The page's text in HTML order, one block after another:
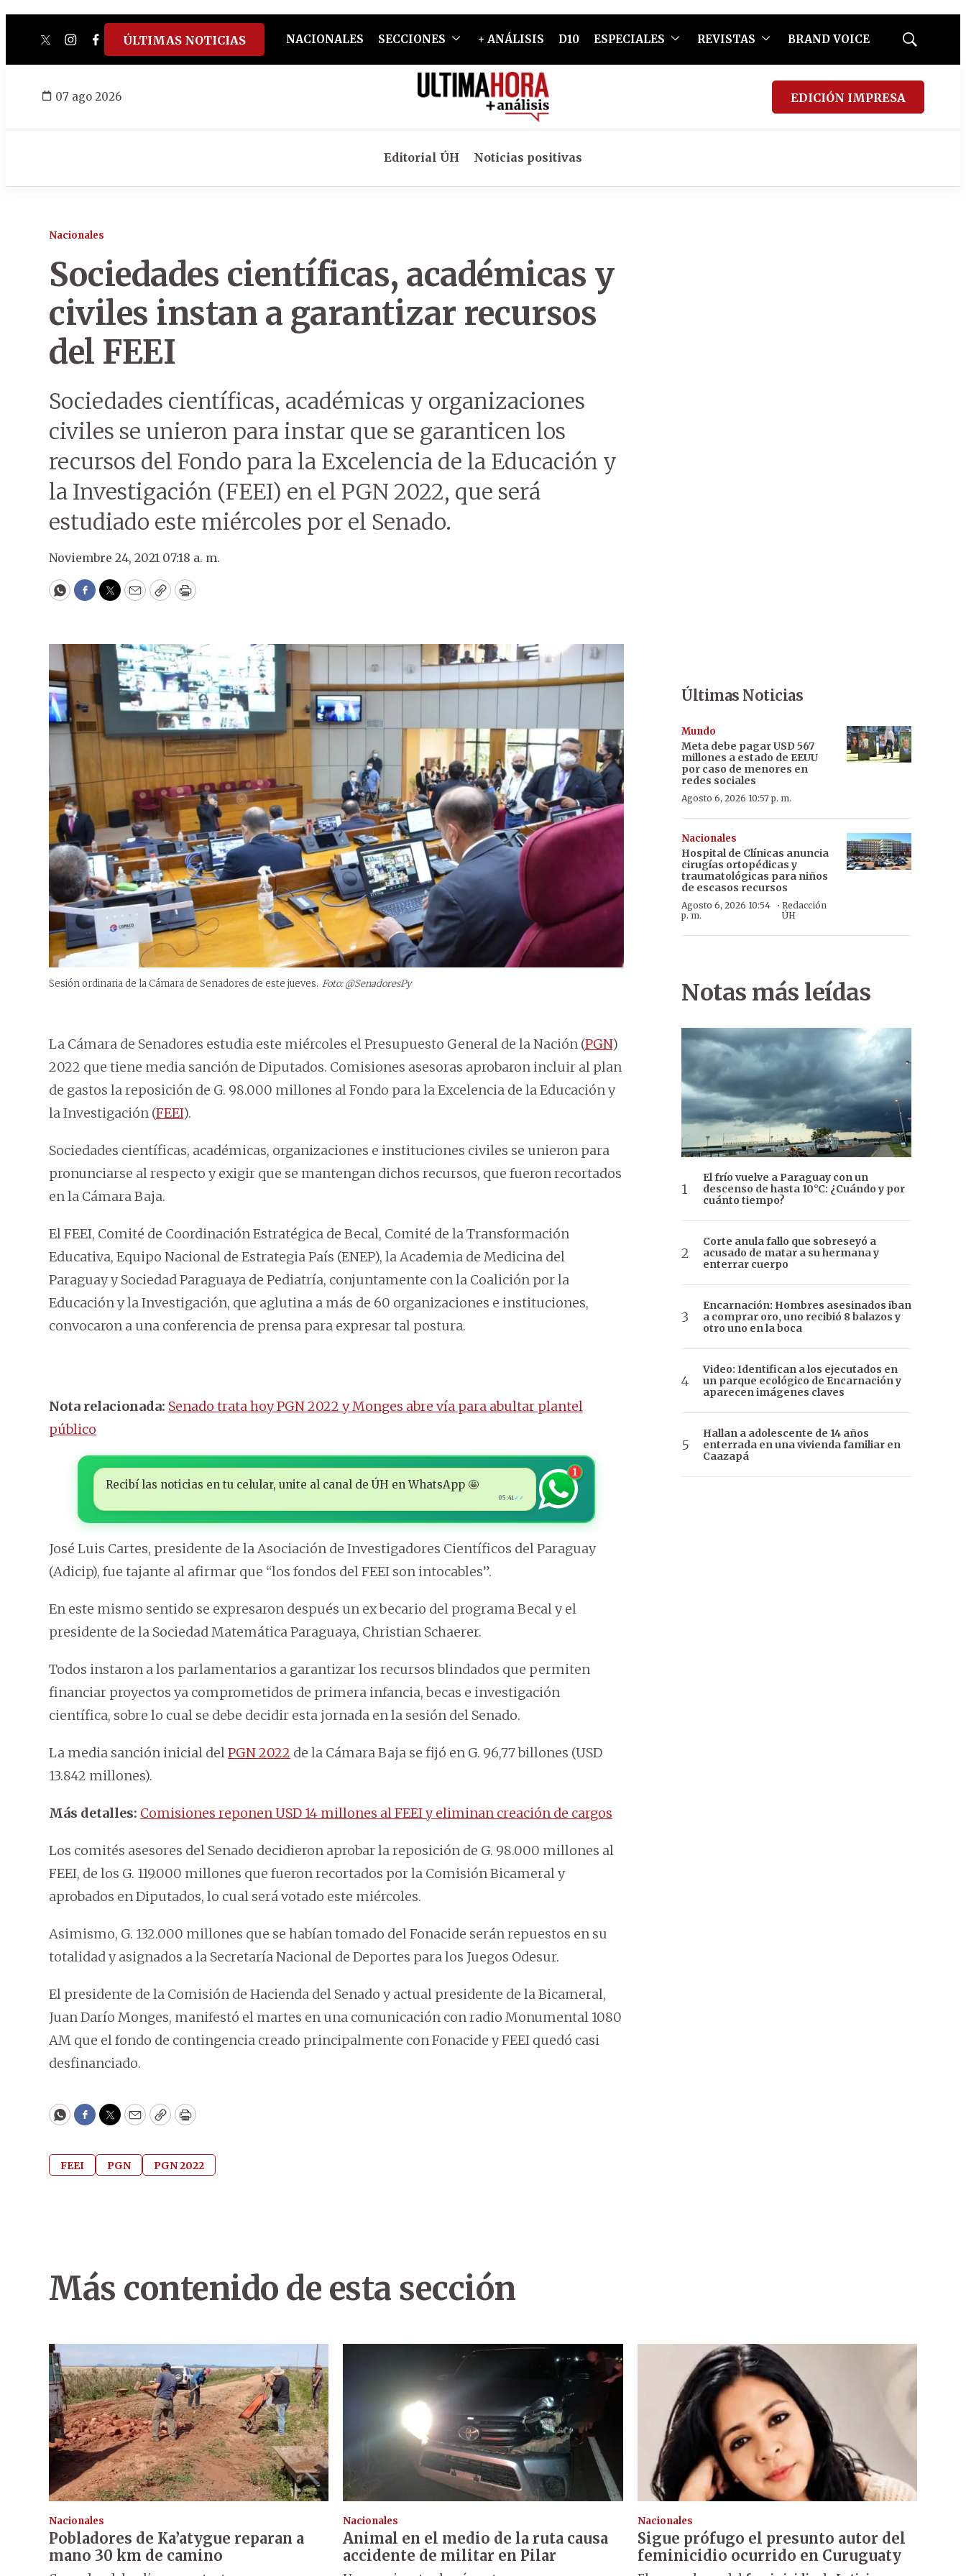
twitterinstagram
facebook
tiktokyoutube
spotify
ÚLTIMAS NOTICIAS NACIONALES SECCIONES + ANÁLISIS D10 ESPECIALES REVISTAS BRAND VOICE
Mostrar
07 ago 2026 EDICIÓN IMPRESA
Editorial ÚH Noticias positivas
Nacionales
Sociedades científicas, académicas y
civiles instan a garantizar recursos
del FEEI
Sociedades científicas, académicas y organizaciones
civiles se unieron para instar que se garanticen los
recursos del Fondo para la Excelencia de la Educación y
la Investigación (FEEI) en el PGN 2022, que será
estudiado este miércoles por el Senado.
Noviembre 24, 2021 07:18 a. m.
WhatsApp
Facebook
Twitter
EmailCopyPrint
Sesión ordinaria de la Cámara de Senadores de este jueves. Foto: @SenadoresPy
La Cámara de Senadores estudia este miércoles el Presupuesto General de la Nación (PGN)
2022 que tiene media sanción de Diputados. Comisiones asesoras aprobaron incluir al plan
de gastos la reposición de G. 98.000 millones al Fondo para la Excelencia de la Educación y
la Investigación (FEEI).
Sociedades científicas, académicas, organizaciones e instituciones civiles se unieron para
pronunciarse al respecto y exigir que se mantengan dichos recursos, que fueron recortados
en la Cámara Baja.
El FEEI, Comité de Coordinación Estratégica de Becal, Comité de la Transformación
Educativa, Equipo Nacional de Estrategia País (ENEP), la Academia de Medicina del
Paraguay y Sociedad Paraguaya de Pediatría, conjuntamente con la Coalición por la
Educación y la Investigación, que aglutina a más de 60 organizaciones e instituciones,
convocaron a una conferencia de prensa para expresar tal postura.
Nota relacionada: Senado trata hoy PGN 2022 y Monges abre vía para abultar plantel
público
Recibí las noticias en tu celular, unite al canal de ÚH en WhatsApp 🤩
05:41✓✓
1
José Luis Cartes, presidente de la Asociación de Investigadores Científicos del Paraguay
(Adicip), fue tajante al afirmar que “los fondos del FEEI son intocables”.
En este mismo sentido se expresaron después un ex becario del programa Becal y el
presidente de la Sociedad Matemática Paraguaya, Christian Schaerer.
Todos instaron a los parlamentarios a garantizar los recursos blindados que permiten
financiar proyectos ya comprometidos de primera infancia, becas e investigación
científica, sobre lo cual se debe decidir esta jornada en la sesión del Senado.
La media sanción inicial delPGN 2022 de la Cámara Baja se fijó en G. 96,77 billones (USD
13.842 millones).
Más detalles: Comisiones reponen USD 14 millones al FEEI y eliminan creación de cargos
Los comités asesores del Senado decidieron aprobar la reposición de G. 98.000 millones al
FEEI, de los G. 119.000 millones que fueron recortados por la Comisión Bicameral y
aprobados en Diputados, lo cual será votado este miércoles.
Asimismo, G. 132.000 millones que se habían tomado del Fonacide serán repuestos en su
totalidad y asignados a la Secretaría Nacional de Deportes para los Juegos Odesur.
El presidente de la Comisión de Hacienda del Senado y actual presidente de la Bicameral,
Juan Darío Monges, manifestó el martes en una comunicación con radio Monumental 1080
AM que el fondo de contingencia creado principalmente con Fonacide y FEEI quedó casi
desfinanciado.
WhatsApp
Facebook
Twitter
EmailCopyPrint
FEEI PGN PGN 2022
Últimas Noticias
Mundo
Meta debe pagar USD 567
millones a estado de EEUU
por caso de menores en
redes sociales
Agosto 6, 2026 10:57 p. m.
Nacionales
Hospital de Clínicas anuncia
cirugías ortopédicas y
traumatológicas para niños
de escasos recursos
Agosto 6, 2026 10:54
p. m.
· Redacción
ÚH
Notas más leídas
El frío vuelve a Paraguay con un
descenso de hasta 10°C: ¿Cuándo y por
cuánto tiempo?
Corte anula fallo que sobreseyó a
acusado de matar a su hermana y
enterrar cuerpo
Encarnación: Hombres asesinados iban
a comprar oro, uno recibió 8 balazos y
otro uno en la boca
Video: Identifican a los ejecutados en
un parque ecológico de Encarnación y
aparecen imágenes claves
Hallan a adolescente de 14 años
enterrada en una vivienda familiar en
Caazapá
Más contenido de esta sección
Nacionales
Pobladores de Ka’atygue reparan a
mano 30 km de camino
Nacionales
Animal en el medio de la ruta causa
accidente de militar en Pilar
Nacionales
Sigue prófugo el presunto autor del
feminicidio ocurrido en Curuguaty